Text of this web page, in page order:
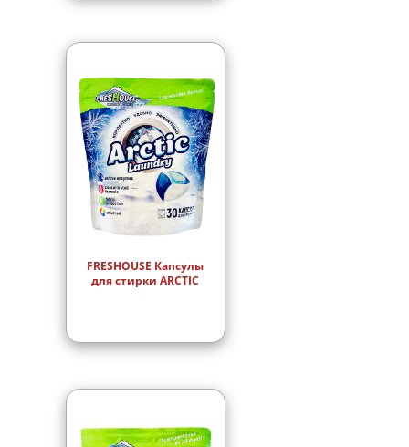
FRESHOUSE Капсулы
для стирки ARCTIC